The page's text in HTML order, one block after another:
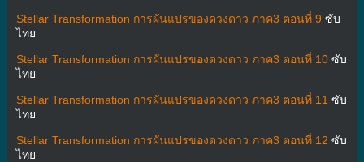
Stellar Transformation การผันแปรของดวงดาว ภาค3 ตอนที่ 9 ซับ
ไทย
Stellar Transformation การผันแปรของดวงดาว ภาค3 ตอนที่ 10ซับ
ไทย
Stellar Transformation การผันแปรของดวงดาว ภาค3 ตอนที่ 11 ซับ
ไทย
Stellar Transformation การผันแปรของดวงดาว ภาค3 ตอนที่ 12 ซับ
ไทย